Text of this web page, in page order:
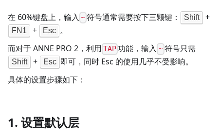
在 60%键盘上，输入 ~符号通常需要按下三颗键： Shift +
FN1 + Esc 。
而对于 ANNE PRO 2，利用 TAP功能，输入 ~符号只需
Shift + Esc 即可，同时 Esc 的使用几乎不受影响。
具体的设置步骤如下：
1. 设置默认层